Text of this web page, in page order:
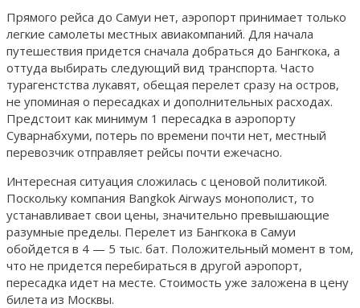
Прямого рейса до Самуи нет, аэропорт принимает только
легкие самолеты местных авиакомпаний. Для начала
путешествия придется сначала добраться до Бангкока, а
оттуда выбирать следующий вид транспорта. Часто
турагенстства лукавят, обещая перелет сразу на остров,
не упоминая о пересадках и дополнительных расходах.
Предстоит как минимум 1 пересадка в аэропорту
Суварнабхуми, потерь по времени почти нет, местный
перевозчик отправляет рейсы почти ежечасно.
Интересная ситуация сложилась с ценовой политикой.
Поскольку компания Bangkok Airways монополист, то
устанавливает свои цены, значительно превышающие
разумные пределы. Перелет из Бангкока в Самуи
обойдется в 4 — 5 тыс. бат. Положительный момент в том,
что не придется перебираться в другой аэропорт,
пересадка идет на месте. Стоимость уже заложена в цену
билета из Москвы.